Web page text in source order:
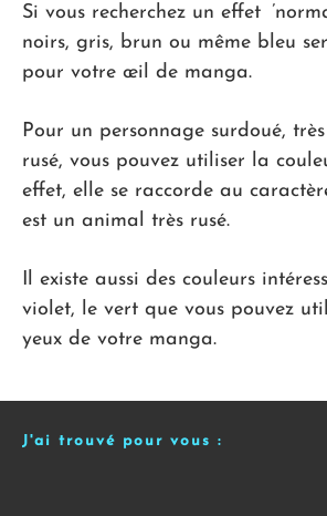
Si vous recherchez un effet
noirs, gris, brun ou même bleu
pour votre œil de manga.
Pour un personnage surdoué,
rusé, vous pouvez utiliser la
effet, elle se raccorde au
est un animal très rusé.
Il existe aussi des couleurs
violet, le vert que vous pouvez
yeux de votre manga.
J'ai trouvé pour vous :